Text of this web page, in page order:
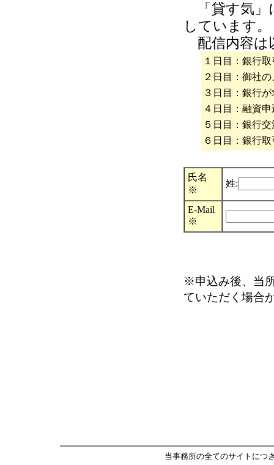
「貸す気」
しています。
配信内容は
１日目：銀行
２日目：御社
３日目：銀行
４日目：融資
５日目：銀行
６日目：銀行
氏名
※
姓:
E-Mail
※
※申込み後、当
ていただく場合
当事務所の全てのサイトにつ